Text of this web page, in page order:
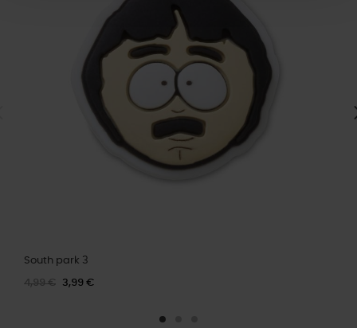
South park 3
4,99 € 3,99 €